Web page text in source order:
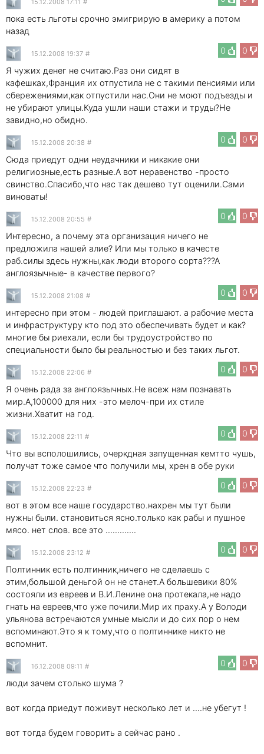
пока есть льготы срочно эмигрирую в америку а потом
назад
0
0
15.12.2008 19:37 #
Я чужих денег не считаю.Раз они сидят в
кафешках,Франция их отпустила не с такими пенсиями или
сбережениями,как отпустили нас.Они не моют подъезды и
не убирают улицы.Куда ушли наши стажи и труды?Не
завидно,но обидно.
0
0
15.12.2008 20:38 #
Сюда приедут одни неудачники и никакие они
религиозные,есть разные.А вот неравенство -просто
свинство.Спасибо,что нас так дешево тут оценили.Сами
виноваты!
0
0
15.12.2008 20:55 #
Интересно, а почему эта организация ничего не
предложила нашей алие? Или мы только в качесте
раб.силы здесь нужны,как люди второго сорта???А
англоязычные- в качестве первого?
0
0
15.12.2008 21:08 #
интересно при этом - людей приглашают. а рабочие места
и инфраструктуру кто под это обеспечивать будет и как?
многие бы риехали, если бы трудоустройство по
специальности было бы реальностью и без таких льгот.
0
0
15.12.2008 22:06 #
Я очень рада за англоязычных.Не всеж нам познавать
мир.А,100000 для них -это мелоч-при их стиле
жизни.Хватит на год.
0
0
15.12.2008 22:11 #
Что вы всполошились, очеркдная запущенная кемтто чушь,
получат тоже самое что получили мы, хрен в обе руки
0
0
15.12.2008 22:23 #
вот в этом все наше государство.нахрен мы тут были
нужны были. становиться ясно.только как рабы и пушное
мясо. нет слов. все это .............
0
0
15.12.2008 23:12 #
Полтинник есть полтинник,ничего не сделаешь с
этим,большой деньгой он не станет.А большевики 80%
состояли из евреев и В.И.Ленине она протекала,не надо
гнать на евреев,что уже почили.Мир их праху.А у Володи
ульянова встречаются умные мысли и до сих пор о нем
вспоминают.Это я к тому,что о полтиннике никто не
вспомнит.
0
0
16.12.2008 09:11 #
люди зачем столько шума ?
вот когда приедут поживут несколько лет и ....не убегут !
вот тогда будем говорить а сейчас рано .